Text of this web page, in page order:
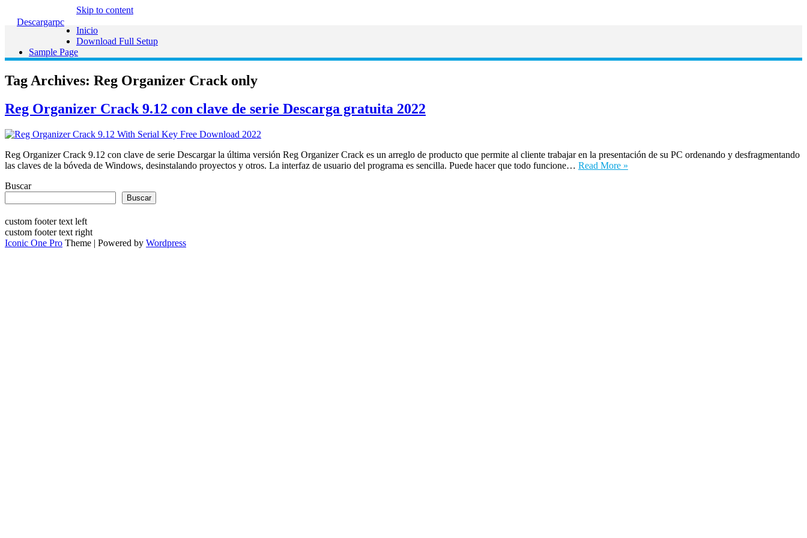
Descargarpc
Skip to content
Inicio
Download Full Setup
Sample Page
Tag Archives: Reg Organizer Crack only
Reg Organizer Crack 9.12 con clave de serie Descarga gratuita 2022
Reg Organizer Crack 9.12 con clave de serie Descargar la última versión Reg Organizer Crack es un arreglo de producto que permite al cliente trabajar en la presentación de su PC ordenando y desfragmentando
las claves de la bóveda de Windows, desinstalando proyectos y otros. La interfaz de usuario del programa es sencilla. Puede hacer que todo funcione… Read More »
Buscar
Buscar
custom footer text left
custom footer text right
Iconic One Pro Theme | Powered by Wordpress